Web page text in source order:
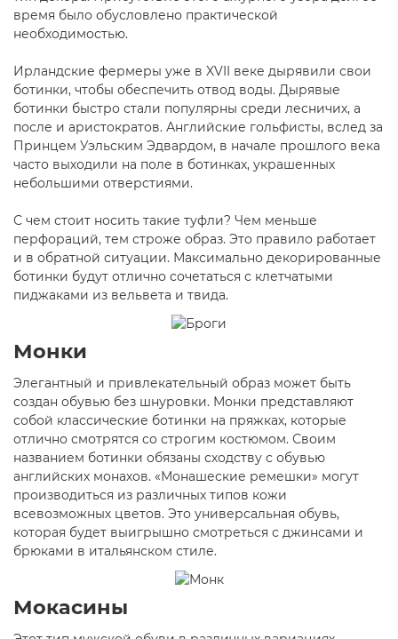
время было обусловлено практической
необходимостью.
Ирландские фермеры уже в XVII веке дырявили свои
ботинки, чтобы обеспечить отвод воды. Дырявые
ботинки быстро стали популярны среди лесничих, а
после и аристократов. Английские гольфисты, вслед за
Принцем Уэльским Эдвардом, в начале прошлого века
часто выходили на поле в ботинках, украшенных
небольшими отверстиями.
С чем стоит носить такие туфли? Чем меньше
перфораций, тем строже образ. Это правило работает
и в обратной ситуации. Максимально декорированные
ботинки будут отлично сочетаться с клетчатыми
пиджаками из вельвета и твида.
Монки
Элегантный и привлекательный образ может быть
создан обувью без шнуровки. Монки представляют
собой классические ботинки на пряжках, которые
отлично смотрятся со строгим костюмом. Своим
названием ботинки обязаны сходству с обувью
английских монахов. «Монашеские ремешки» могут
производиться из различных типов кожи
всевозможных цветов. Это универсальная обувь,
которая будет выигрышно смотреться с джинсами и
брюками в итальянском стиле.
Мокасины